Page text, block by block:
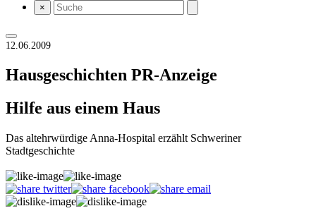
×
12.06.2009
Hausgeschichten PR-Anzeige
Hilfe aus einem Haus
Das altehrwürdige Anna-Hospital erzählt Schweriner
Stadtgeschichte